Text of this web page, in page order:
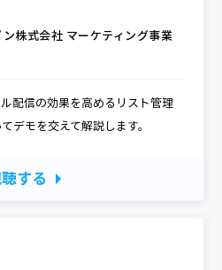
株式会社 マーケティング事業
配信の効果を高めるリスト管理
デモを交えて解説します。
する